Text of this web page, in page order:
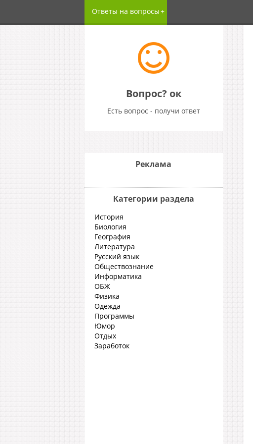
Ответы на вопросы
Вопрос? ок
Есть вопрос - получи ответ
Реклама
Категории раздела
История
Биология
География
Литература
Русский язык
Обществознание
Информатика
ОБЖ
Физика
Одежда
Программы
Юмор
Отдых
Заработок